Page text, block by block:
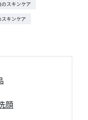
のスキンケア
スキンケア
顔